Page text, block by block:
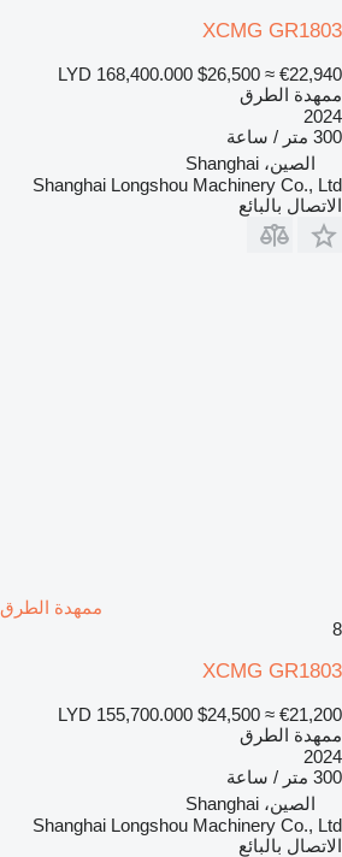
XCMG GR1803
LYD 168,400.000 $26,500 ≈ €22,940
ممهدة الطرق
2024
300 متر / ساعة
الصين، Shanghai
Shanghai Longshou Machinery Co., Ltd
الاتصال بالبائع
ممهدة الطرق XCMG GR1803
8
XCMG GR1803
LYD 155,700.000 $24,500 ≈ €21,200
ممهدة الطرق
2024
300 متر / ساعة
الصين، Shanghai
Shanghai Longshou Machinery Co., Ltd
الاتصال بالبائع